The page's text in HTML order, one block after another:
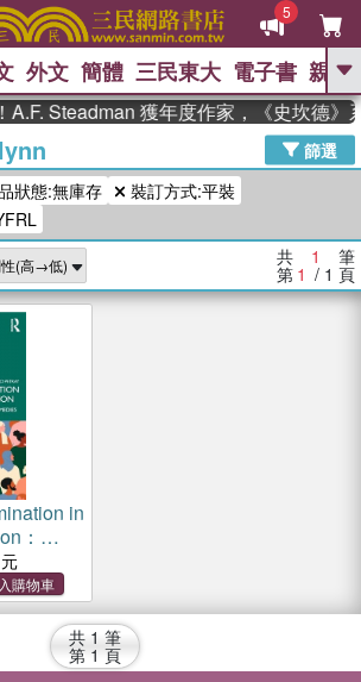
5
GO
The Odyssey 、
父親節 、 如果歷史是一群喵 、 暑期
推薦 、 國際布克獎 臺灣漫遊錄
孩：黎曼猜想 、 偉大的迷走神經
外文 簡體 三民東大 電子書 親子
Steadman 獲年度作家，《史坎德》
篩選
狀態:無庫存
裝訂方式:平裝
共 1 筆
第 1 / 1 頁
in
：
共 1 筆
第 1 頁